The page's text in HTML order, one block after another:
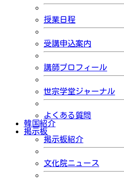
授業日程
受講申込案内
講師プロフィール
世宗学堂ジャーナル
よくある質問
韓国紹介
掲示板
掲示板紹介
文化院ニュース